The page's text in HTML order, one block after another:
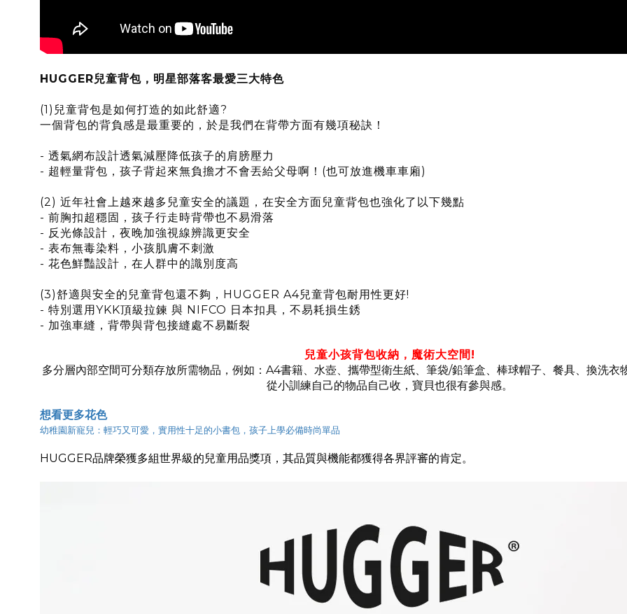
HUGGER兒童背包，明星部落客最愛三大特色
(1)兒童背包是如何打造的如此舒適?
一個背包的背負感是最重要的，於是我們在背帶方面有幾項秘訣！
- 透氣網布設計透氣減壓降低孩子的肩膀壓力
- 超輕量背包，孩子背起來無負擔才不會丟給父母啊！(也可放進機車車廂)
(2) 近年社會上越來越多兒童安全的議題，在安全方面兒童背包也強化了以下幾點
- 前胸扣超穩固，孩子行走時背帶也不易滑落
- 反光條設計，夜晚加強視線辨識更安全
- 表布無毒染料，小孩肌膚不刺激
- 花色鮮豔設計，在人群中的識別度高
(3)舒適與安全的兒童背包還不夠，HUGGER A4兒童背包耐用性更好!
- 特別選用YKK頂級拉鍊 與 NIFCO 日本扣具，不易耗損生銹
- 加強車縫，背帶與背包接縫處不易斷裂
兒童小孩背包收納，魔術大空間!
多分層內部空間可分類存放所需物品，例如：A4書籍、水壺、攜帶型衛生紙、筆袋/鉛筆盒、棒球帽子、餐具、換洗衣
從小訓練自己的物品自己收，寶貝也很有參與感。
想看更多花色
幼稚園新寵兒：輕巧又可愛，實用性十足的小書包，孩子上學必備時尚單品
HUGGER品牌榮獲多組世界級的兒童用品獎項，其品質與機能都獲得各界評審的肯定。